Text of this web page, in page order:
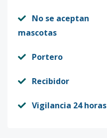
No se aceptan
mascotas
Portero
Recibidor
Vigilancia 24 horas